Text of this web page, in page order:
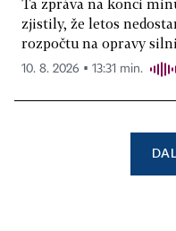
Ta zpráva na konci
zjistily, že letos
rozpočtu na opravy
10. 8. 2026 ▪ 13:31 min.